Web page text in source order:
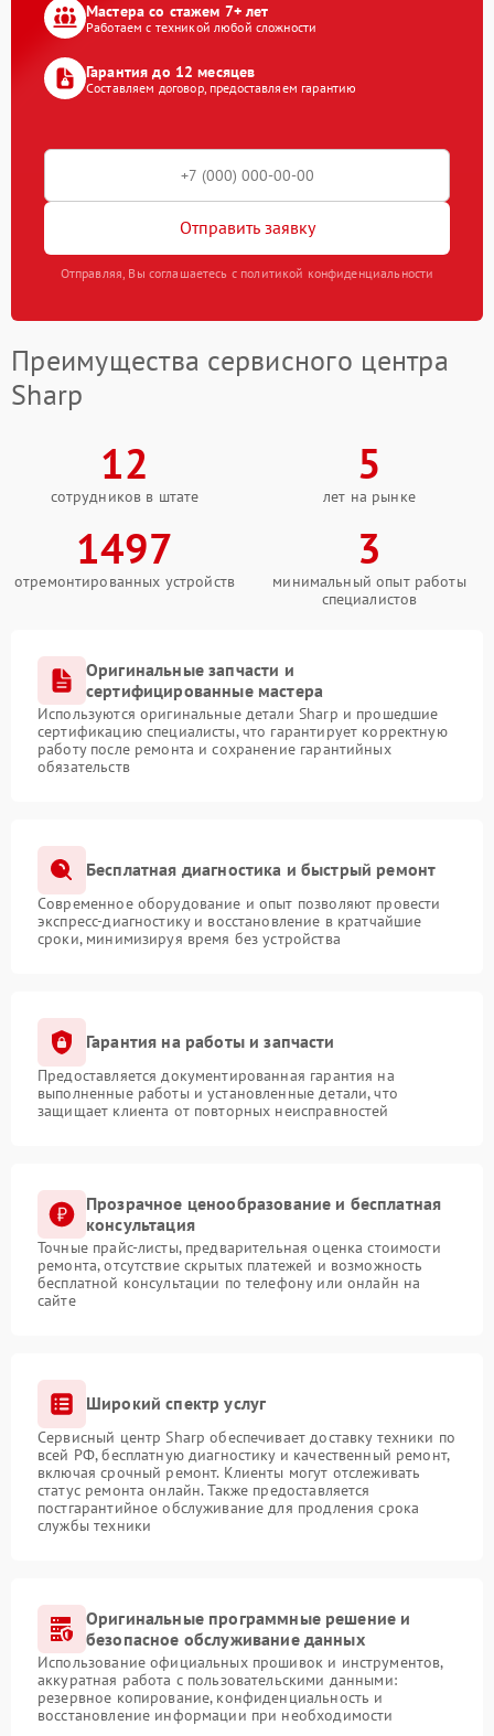
Мастера со стажем 7+ лет
Работаем с техникой любой сложности
Гарантия до 12 месяцев
Составляем договор, предоставляем гарантию
Отправить заявку
Отправляя, Вы соглашаетесь с политикой конфиденциальности
Преимущества сервисного центра
Sharp
12
сотрудников в штате
5
лет на рынке
1497
отремонтированных устройств
3
минимальный опыт работы
специалистов
Оригинальные запчасти и
сертифицированные мастера
Используются оригинальные детали Sharp и прошедшие
сертификацию специалисты, что гарантирует корректную
работу после ремонта и сохранение гарантийных
обязательств
Бесплатная диагностика и быстрый ремонт
Современное оборудование и опыт позволяют провести
экспресс-диагностику и восстановление в кратчайшие
сроки, минимизируя время без устройства
Гарантия на работы и запчасти
Предоставляется документированная гарантия на
выполненные работы и установленные детали, что
защищает клиента от повторных неисправностей
Прозрачное ценообразование и бесплатная
консультация
Точные прайс-листы, предварительная оценка стоимости
ремонта, отсутствие скрытых платежей и возможность
бесплатной консультации по телефону или онлайн на
сайте
Широкий спектр услуг
Сервисный центр Sharp обеспечивает доставку техники по
всей РФ, бесплатную диагностику и качественный ремонт,
включая срочный ремонт. Клиенты могут отслеживать
статус ремонта онлайн. Также предоставляется
постгарантийное обслуживание для продления срока
службы техники
Оригинальные программные решение и
безопасное обслуживание данных
Использование официальных прошивок и инструментов,
аккуратная работа с пользовательскими данными:
резервное копирование, конфиденциальность и
восстановление информации при необходимости